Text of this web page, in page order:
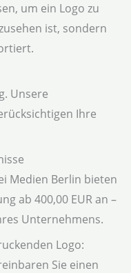
um ein Logo zu
ist, sondern
Unsere
Ihre
Medien Berlin bieten
ab 400,00 EUR an –
Unternehmens.
Logo:
Sie einen